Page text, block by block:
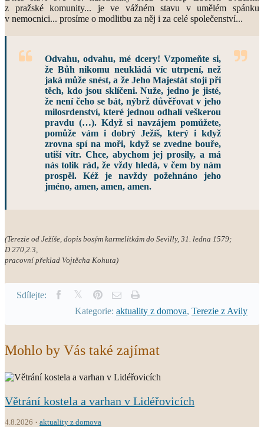
z pražské komunity... je ve vážném stavu v umělém spánku
v nemocnici... prosíme o modlitbu za něj i za celé společenství...
Odvahu, odvahu, mé dcery! Vzpomeňte si,
že Bůh nikomu neukládá víc utrpení, než
jaká může snést, a že Jeho Majestát stojí při
těch, kdo jsou sklíčeni. Nuže, jedno je jisté,
že není čeho se bát, nýbrž důvěřovat v jeho
milosrdenství, které jednou odhalí veškerou
pravdu (…). Když si navzájem pomůžete,
pomůže vám i dobrý Ježíš, který i když
zrovna spí na moři, když se zvedne bouře,
utiší vítr. Chce, abychom jej prosily, a má
nás tolik rád, že vždy hledá, v čem by nám
prospěl. Kéž je navždy požehnáno jeho
jméno, amen, amen, amen.
(Terezie od Ježíše, dopis bosým karmelitkám do Sevilly, 31. ledna 1579;
D 270,2.3,
pracovní překlad Vojtěcha Kohuta)
Sdílejte:
Kategorie: aktuality z domova, Terezie z Avily
Mohlo by Vás také zajímat
Větrání kostela a varhan v Lidéřovicích
4.8.2026 aktuality z domova